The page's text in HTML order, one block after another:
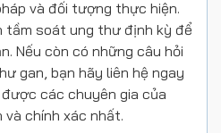
và đối tượng thực hiện.
tầm soát ung thư định kỳ để
Nếu còn có những câu hỏi
gan, bạn hãy liên hệ ngay
được các chuyên gia của
và chính xác nhất.